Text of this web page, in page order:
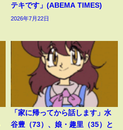
テキです」(ABEMA TIMES)
2026年7月22日
「家に帰ってから話します」水
谷豊（73）、娘・趣里（35）と